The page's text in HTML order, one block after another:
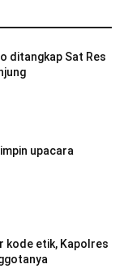
ditangkap Sat Res
upacara
kode etik, Kapolres